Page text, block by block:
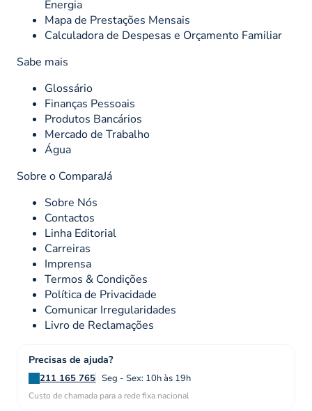
Energia
Mapa de Prestações Mensais
Calculadora de Despesas e Orçamento Familiar
Sabe mais
Glossário
Finanças Pessoais
Produtos Bancários
Mercado de Trabalho
Água
Sobre o ComparaJá
Sobre Nós
Contactos
Linha Editorial
Carreiras
Imprensa
Termos & Condições
Política de Privacidade
Comunicar Irregularidades
Livro de Reclamações
Precisas de ajuda?
211 165 765 Seg - Sex: 10h às 19h
Custo de chamada para a rede fixa nacional